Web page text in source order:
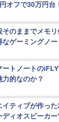
オフで30万円台
そのままでメモ
なゲーミングノー
ートノートの
力的なのか？
イティブが作っ
ディオスピーカー